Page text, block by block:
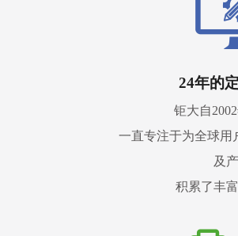
24年的
钜大自
一直专注于为全球用
及
积累了丰